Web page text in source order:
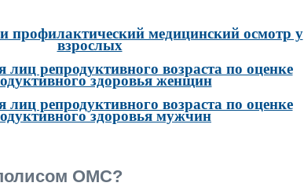
профилактический медицинский осмотр у
взрослых
лиц репродуктивного возраста по оценке
здоровья женщин
лиц репродуктивного возраста по оценке
здоровья мужчин
ОМС?